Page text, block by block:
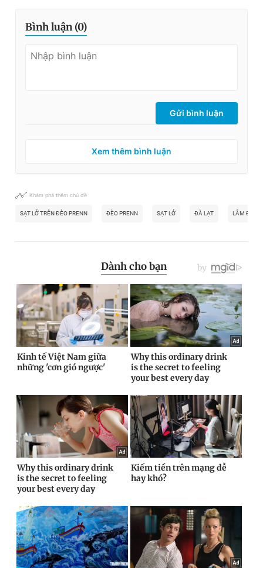
Bình luận (0)
Gửi bình luận
Xem thêm bình luận
Khám phá thêm chủ đề
SẠT LỞ TRÊN ĐÈO PRENN ĐÈO PRENN SẠT LỞ ĐÀ LẠT LÂM ĐỒNG